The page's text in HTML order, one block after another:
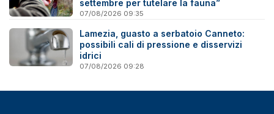
settembre per tutelare la fauna”
07/08/2026 09:35
Lamezia, guasto a serbatoio Canneto:
possibili cali di pressione e disservizi
idrici
07/08/2026 09:28